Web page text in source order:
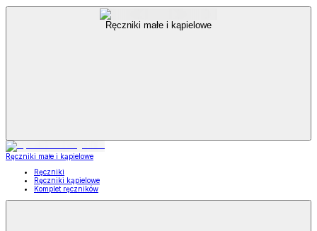
Ręczniki małe i kąpielowe
Ręczniki małe i kąpielowe
Ręczniki
Ręczniki kąpielowe
Komplet ręczników